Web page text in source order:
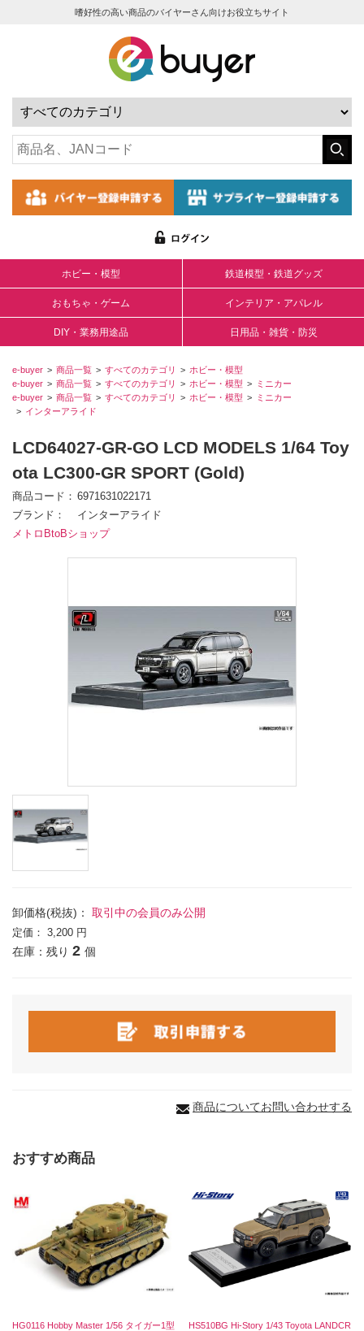
嗜好性の高い商品のバイヤーさん向けお役立ちサイト
ホビー・模型 鉄道模型・鉄道グッズ
おもちゃ・ゲーム インテリア・アパレル
DIY・業務用途品 日用品・雑貨・防災
e-buyer 商品一覧 すべてのカテゴリ
ホビー・模型
e-buyer
商品一覧 すべてのカテゴリ ホビー・模型
ミニカー
e-buyer
商品一覧 すべてのカテゴリ ホビー・模型
ミニカー
インターアライド
LCD64027-GR-GO LCD MODELS 1/64 Toy
ota LC300-GR SPORT (Gold)
商品コード
6971631022171
ブランド
インターアライド
メトロBtoBショップ
卸価格(税抜)： 取引中の会員のみ公開
定価： 3,200 円
在庫：残り 2 個
商品についてお問い合わせする
おすすめ商品
HG0116 Hobby Master 1/56 タイガー1型
HS510BG Hi-Story 1/43 Toyota LANDCR